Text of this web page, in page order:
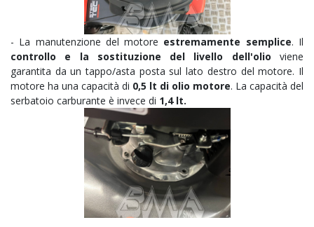
- La manutenzione del motore estremamente semplice. Il
controllo e la sostituzione del livello dell'olio viene
garantita da un tappo/asta posta sul lato destro del motore. Il
motore ha una capacità di 0,5 lt di olio motore. La capacità del
serbatoio carburante è invece di 1,4 lt.